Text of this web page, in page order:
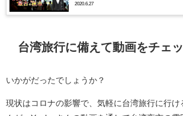
2020.6.27
台湾旅行に備えて動画をチェッ
いかがだったでしょうか？
現状はコロナの影響で、気軽に台湾旅行に行け